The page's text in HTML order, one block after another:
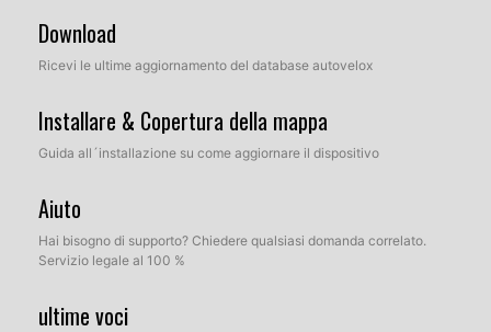
Download
Ricevi le ultime aggiornamento del database autovelox
Installare & Copertura della mappa
Guida all´installazione su come aggiornare il dispositivo
Aiuto
Hai bisogno di supporto? Chiedere qualsiasi domanda correlato.
Servizio legale al 100 %
ultime voci